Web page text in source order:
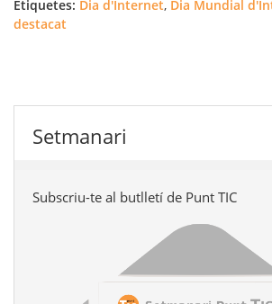
Etiquetes: Dia d'Internet, Dia Mundial
destacat
Setmanari
Subscriu-te al butlletí de Punt TIC